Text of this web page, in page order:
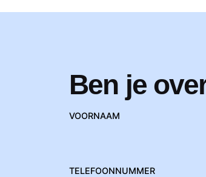
Ben je
VOORNAAM
TELEFOONNUMMER